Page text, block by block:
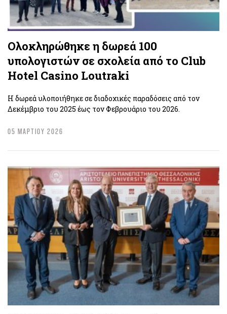
Ολοκληρώθηκε η δωρεά 100
υπολογιστών σε σχολεία από το Club
Hotel Casino Loutraki
Η δωρεά υλοποιήθηκε σε διαδοχικές παραδόσεις από τον
Δεκέμβριο του 2025 έως τον Φεβρουάριο του 2026.
05 ΜΑΡΤΙΟΥ 2026